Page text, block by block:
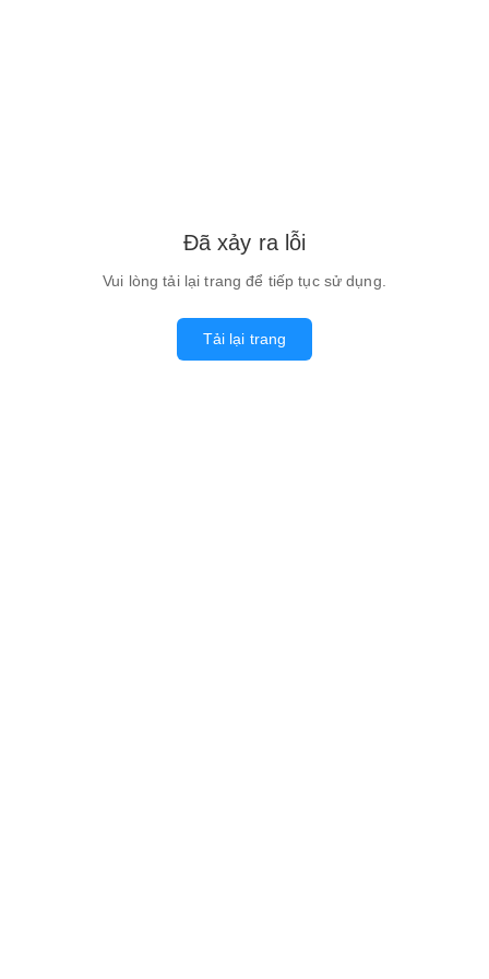
Đã xảy ra lỗi
Vui lòng tải lại trang để tiếp tục sử dụng.
Tải lại trang